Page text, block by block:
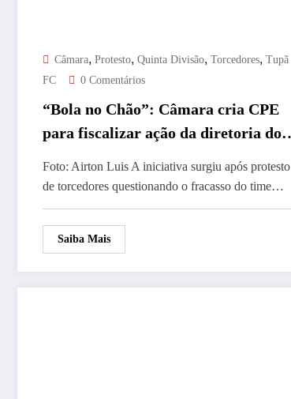
Câmara, Protesto, Quinta Divisão, Torcedores, Tupã
FC
0 Comentários
“Bola no Chão”: Câmara cria CPE
para fiscalizar ação da diretoria do
Foto: Airton Luis A iniciativa surgiu após protesto
de torcedores questionando o fracasso do time…
Saiba Mais